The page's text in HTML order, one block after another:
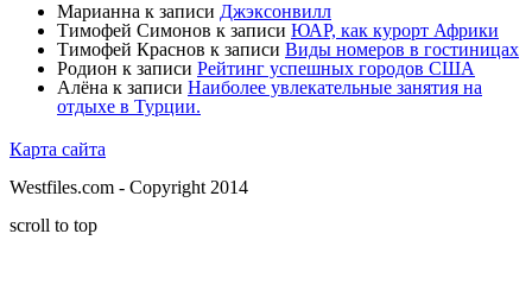
Марианна к записи Джэксонвилл
Тимофей Симонов к записи ЮАР, как курорт Африки
Тимофей Краснов к записи Виды номеров в гостиницах
Родион к записи Рейтинг успешных городов США
Алёна к записи Наиболее увлекательные занятия на
отдыхе в Турции.
Карта сайта
Westfiles.com - Copyright 2014
scroll to top